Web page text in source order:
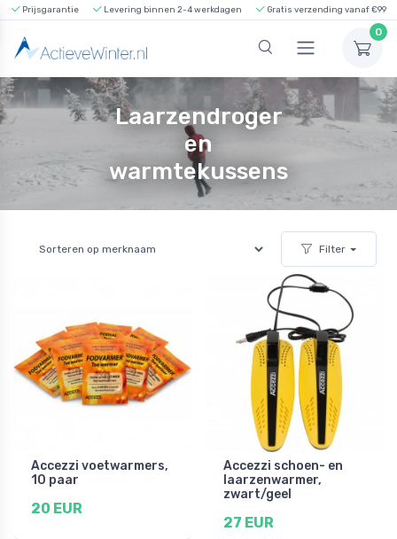
Prijsgarantie Levering binnen 2-4 werkdagen Gratis verzending vanaf €99
0
Laarzendroger
en
warmtekussens
Filter
Accezzi voetwarmers,
10 paar
20 EUR
Accezzi schoen- en
laarzenwarmer,
zwart/geel
27 EUR